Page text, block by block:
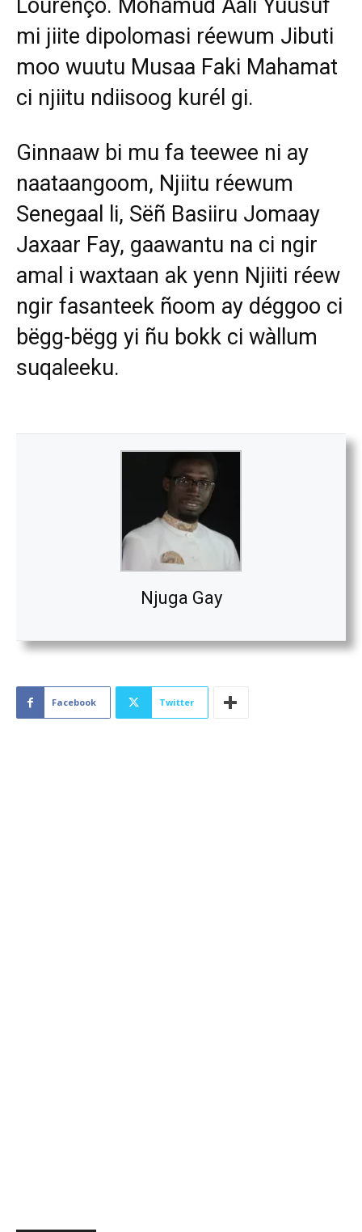
Lourenço. Mohamud Aali Yuusuf
mi jiite dipolomasi réewum Jibuti
moo wuutu Musaa Faki Mahamat
ci njiitu ndiisoog kurél gi.
Ginnaaw bi mu fa teewee ni ay
naataangoom, Njiitu réewum
Senegaal li, Sëñ Basiiru Jomaay
Jaxaar Fay, gaawantu na ci ngir
amal i waxtaan ak yenn Njiiti réew
ngir fasanteek ñoom ay déggoo ci
bëgg-bëgg yi ñu bokk ci wàllum
suqaleeku.
Njuga Gay
Facebook Twitter